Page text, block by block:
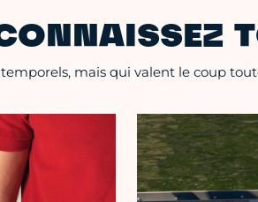
mais qui valent le coup